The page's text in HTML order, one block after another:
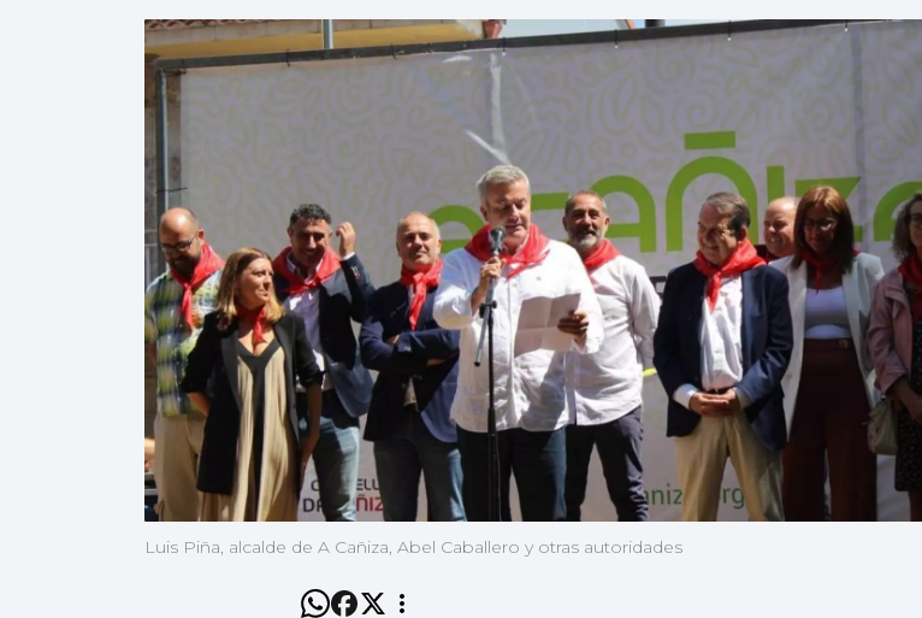
Luis Piña, alcalde de A Cañiza, Abel Caballero y otras autoridades